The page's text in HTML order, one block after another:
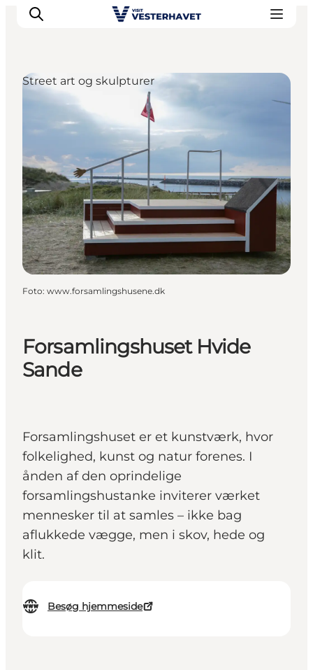
Det sker
Oplevelser
Vores Byer
Mad & Overnatning
Køb billet
Planlæg din ferie
Forsamlingshuset Hvide
Sande
Forsamlingshuset er et kunstværk, hvor
folkelighed, kunst og natur forenes. I
ånden af den oprindelige
forsamlingshustanke inviterer værket
mennesker til at samles – ikke bag
aflukkede vægge, men i skov, hede og
klit.
Besøg hjemmeside
Street art og skulpturer
Foto: www.forsamlingshusene.dk